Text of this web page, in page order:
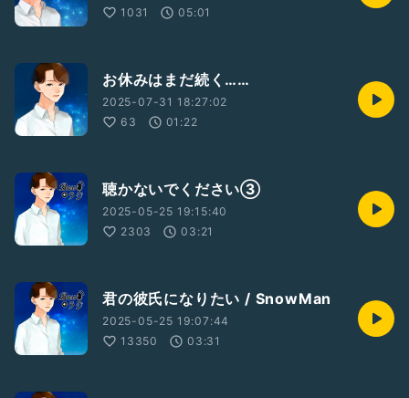
1031
05:01
お休みはまだ続く……
2025-07-31 18:27:02
63
01:22
聴かないでください③
2025-05-25 19:15:40
2303
03:21
君の彼氏になりたい / SnowMan
2025-05-25 19:07:44
13350
03:31